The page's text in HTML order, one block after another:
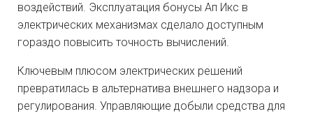
воздействий. Эксплуатация бонусы Ап Икс в
электрических механизмах сделало доступным
гораздо повысить точность вычислений.
Ключевым плюсом электрических решений
превратилась в альтернатива внешнего надзора и
регулирования. Управляющие добыли средства для